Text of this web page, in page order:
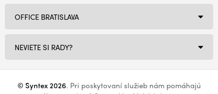
OFFICE BRATISLAVA
NEVIETE SI RADY?
© Syntex 2026. Pri poskytovaní služieb nám pomáhajú